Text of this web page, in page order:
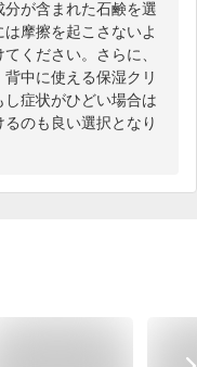
が含まれた石鹸を選
摩擦を起こさないよ
ください。さらに、
中に使える保湿クリ
症状がひどい場合は
るのも良い選択となり